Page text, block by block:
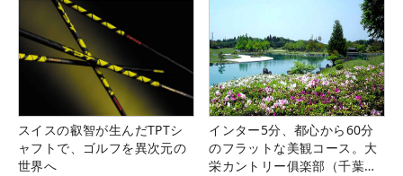
スイスの叡智が生んだTPTシ
ャフトで、ゴルフを異次元の
世界へ
インター5分、都心から60分
のフラットな美観コース。大
栄カントリー俱楽部（千葉